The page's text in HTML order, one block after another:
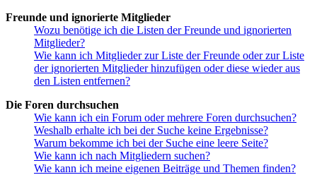
Freunde und ignorierte Mitglieder
Wozu benötige ich die Listen der Freunde und ignorierten
Mitglieder?
Wie kann ich Mitglieder zur Liste der Freunde oder zur Liste
der ignorierten Mitglieder hinzufügen oder diese wieder aus
den Listen entfernen?
Die Foren durchsuchen
Wie kann ich ein Forum oder mehrere Foren durchsuchen?
Weshalb erhalte ich bei der Suche keine Ergebnisse?
Warum bekomme ich bei der Suche eine leere Seite?
Wie kann ich nach Mitgliedern suchen?
Wie kann ich meine eigenen Beiträge und Themen finden?